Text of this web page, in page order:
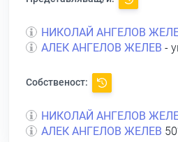
НИКОЛАЙ АНГЕЛОВ
АЛЕК АНГЕЛОВ ЖЕЛЕВ -
Собственост:
НИКОЛАЙ АНГЕЛОВ
АЛЕК АНГЕЛОВ ЖЕЛЕВ